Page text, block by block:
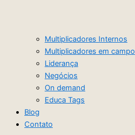
Multiplicadores Internos
Multiplicadores em campo
Liderança
Negócios
On demand
Educa Tags
Blog
Contato